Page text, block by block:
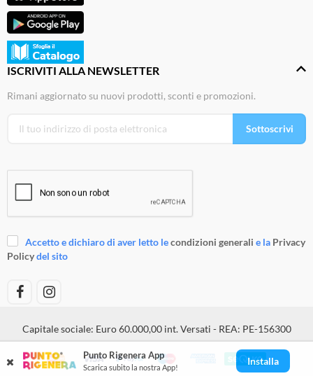
ISCRIVITI ALLA NEWSLETTER
Rimani aggiornato su nuovi prodotti, sconti e promozioni.
Sottoscrivi
Accetto e dichiaro di aver letto lecondizioni generali e la Privacy
Policydel sito
Capitale sociale: Euro 60.000,00 int. Versati - REA: PE-156300
Punto Rigenera App
Scarica subito la nostra App!
Installa